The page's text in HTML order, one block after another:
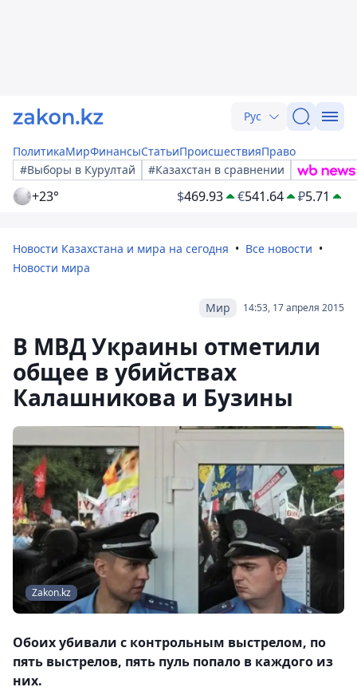
Рус
ПолитикаМирФинансыСтатьиПроисшествияПраво
#Выборы в Курултай
#Казахстан в сравнении
+23° $469.93 €541.64 ₽5.71
Новости Казахстана и мира на сегодня
Все новости
Новости мира
14:53, 17 апреля 2015
Мир
В МВД Украины отметили
общее в убийствах
Калашникова и Бузины
Zakon.kz
Обоих убивали с контрольным выстрелом, по
пять выстрелов, пять пуль попало в каждого из
них.